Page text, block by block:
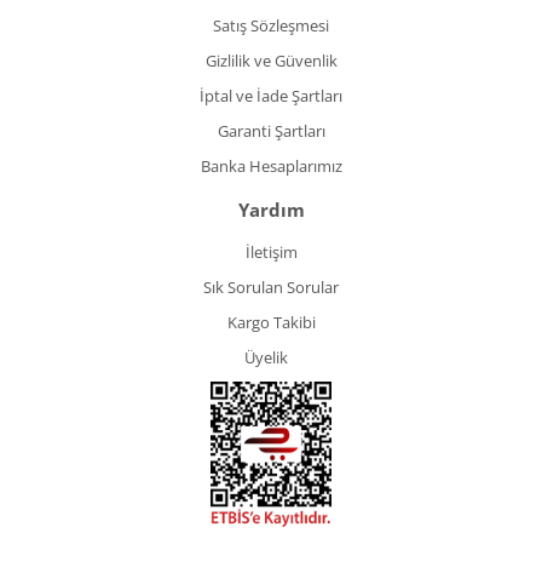
Satış Sözleşmesi
Gizlilik ve Güvenlik
İptal ve İade Şartları
Garanti Şartları
Banka Hesaplarımız
Yardım
İletişim
Sık Sorulan Sorular
Kargo Takibi
Üyelik